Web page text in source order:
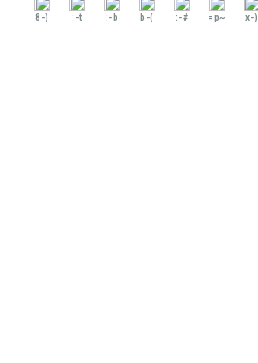
8-) :-t :-b b-( :-# =p~ x-)